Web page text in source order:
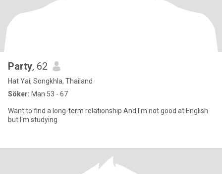
Party, 62
Hat Yai, Songkhla, Thailand
Söker: Man 53 - 67
Want to find a long-term relationship And I'm not good at English
but I'm studying